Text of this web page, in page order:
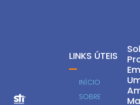
LINKS ÚTEIS
INÍCIO
SOBRE